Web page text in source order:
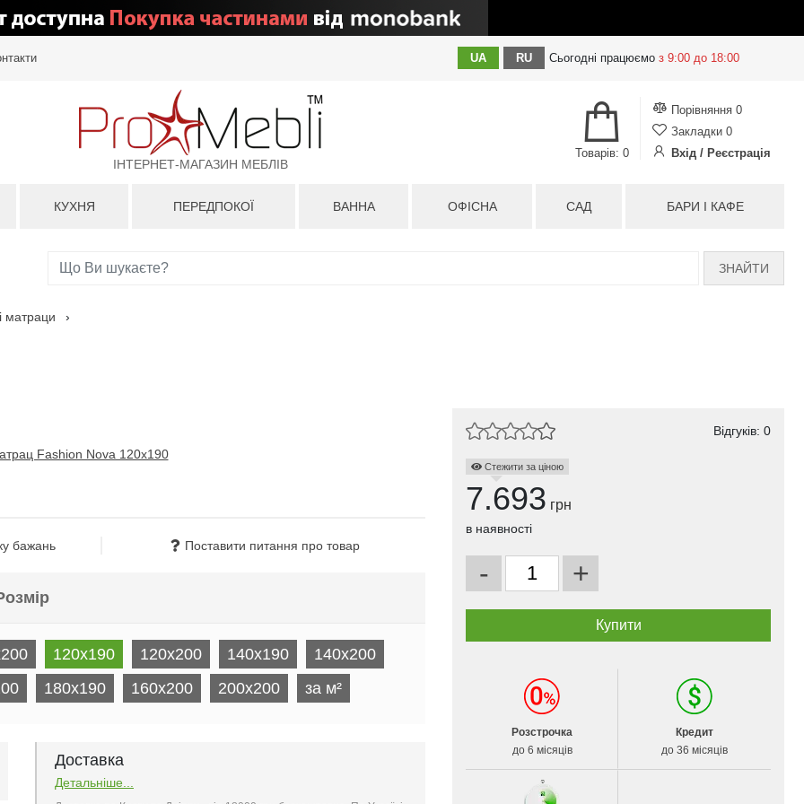
UA RU Сьогодні працюємо з 9:00 до 18:00
ІНТЕРНЕТ-МАГАЗИН МЕБЛІВ
Порівняння 0
Закладки 0
Вхід / Реєстрація
Товарів: 0
КУХНЯ ПЕРЕДПОКОЇ ВАННА ОФІСНА САД БАРИ І КАФЕ
ЗНАЙТИ
матраци ›
бажань Поставити питання про товар
120x190 120x200 140x190
140x200
180x190 160x200 200x200 за м²
Доставка
Детальніше...
Відгуків: 0
Стежити за ціною
7.693 грн
в наявності
- +
Розстрочка
до 6 місяців
Кредит
до 36 місяців